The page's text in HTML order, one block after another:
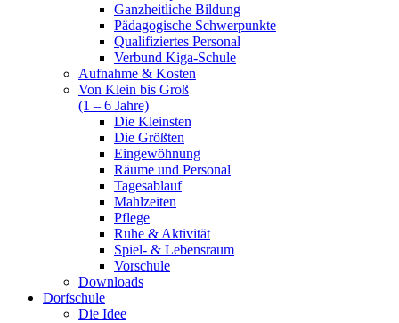
Ganzheitliche Bildung
Pädagogische Schwerpunkte
Qualifiziertes Personal
Verbund Kiga-Schule
Aufnahme & Kosten
Von Klein bis Groß
(1 – 6 Jahre)
Die Kleinsten
Die Größten
Eingewöhnung
Räume und Personal
Tagesablauf
Mahlzeiten
Pflege
Ruhe & Aktivität
Spiel- & Lebensraum
Vorschule
Downloads
Dorfschule
Die Idee